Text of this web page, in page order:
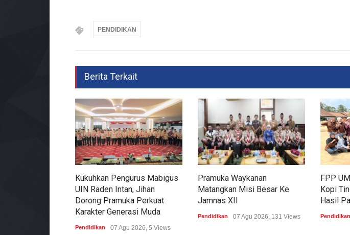
PENDIDIKAN
Berita Terkait
Kukuhkan Pengurus Mabigus
UIN Raden Intan, Jihan
Dorong Pramuka Perkuat
Karakter Generasi Muda
Pendidikan 07 Agu 2026, 5 Views
Pramuka Waykanan
Matangkan Misi Besar Ke
Jamnas XII
Pendidikan 07 Agu 2026, 131 Views
FPP
Kopi
Hasil
Pendidikan